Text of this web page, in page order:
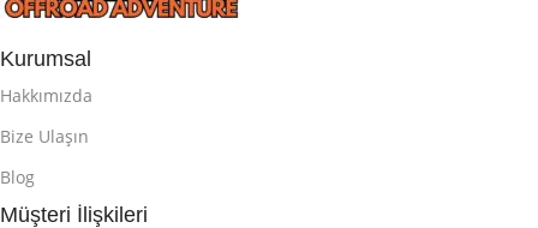
Kurumsal
Hakkımızda
Bize Ulaşın
Blog
Müşteri İlişkileri